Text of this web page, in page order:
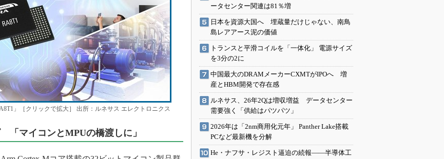
」［クリックで拡大］ 出所：ルネサス エレクトロニクス
マイコンとMPUの橋渡しに」
ータセンター関連は81％増
日本を資源大国へ 埋蔵量だけじゃない、南鳥
島レアアース泥の価値
トランスと平滑コイルを「一体化」 電源サイズ
を3分の2に
中国最大のDRAMメーカーCXMTがIPOへ 増
産とHBM開発で存在感
ルネサス、26年2Qは増収増益 データセンター
需要強く「供給はパツパツ」
2026年は「2nm商用化元年」 Panther Lake搭載
PCなど最新機を分解
He・ナフサ・レジスト逼迫の続報――半導体工